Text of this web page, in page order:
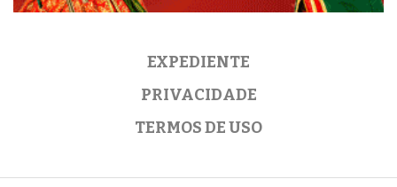
EXPEDIENTE
PRIVACIDADE
TERMOS DE USO